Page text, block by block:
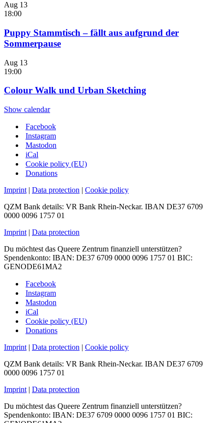
Aug 13
18:00
Puppy Stammtisch – fällt aus aufgrund der
Sommerpause
Aug 13
19:00
Colour Walk und Urban Sketching
Show calendar
Facebook
Instagram
Mastodon
iCal
Cookie policy (EU)
Donations
Imprint | Data protection | Cookie policy
QZM Bank details: VR Bank Rhein-Neckar. IBAN DE37 6709
0000 0096 1757 01
Imprint | Data protection
Du möchtest das Queere Zentrum finanziell unterstützen?
Spendenkonto: IBAN: DE37 6709 0000 0096 1757 01 BIC:
GENODE61MA2
Facebook
Instagram
Mastodon
iCal
Cookie policy (EU)
Donations
Imprint | Data protection | Cookie policy
QZM Bank details: VR Bank Rhein-Neckar. IBAN DE37 6709
0000 0096 1757 01
Imprint | Data protection
Du möchtest das Queere Zentrum finanziell unterstützen?
Spendenkonto: IBAN: DE37 6709 0000 0096 1757 01 BIC: